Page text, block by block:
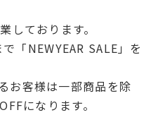
しております。
「NEWYEAR SALE」を
お客様は一部商品を除
になります。